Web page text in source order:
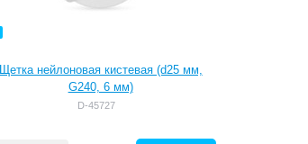
Щетка нейлоновая кистевая (d25 мм,
G240, 6 мм)
D-45727